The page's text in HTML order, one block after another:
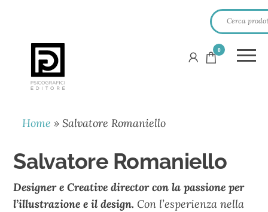
PSICOGRAFICI
EDITORE
0
Home »Salvatore Romaniello
Salvatore Romaniello
Designer e Creative director con la passione per
l’illustrazione e il design. Con l’esperienza nella